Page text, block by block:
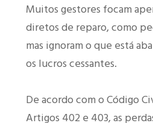
Muitos gestores focam
diretos de reparo, como
mas ignoram o que está
os lucros cessantes.
De acordo com o Código
Artigos 402 e 403, as